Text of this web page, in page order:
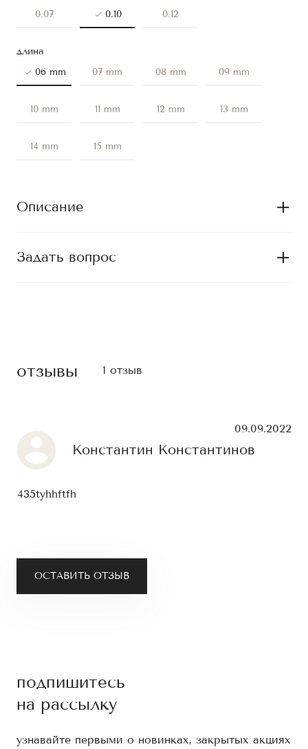
0.07
0.10 0.12
длина
06 mm
07 mm 08 mm 09 mm
10 mm 11 mm 12 mm 13 mm
14 mm 15 mm
Описание
Задать вопрос
отзывы 1 отзыв
ОСТАВИТЬ ОТЗЫВ
Константин Константинов
09.09.2022
435tyhhftfh
подпишитесь
на рассылку
узнавайте первыми о новинках, закрытых акциях